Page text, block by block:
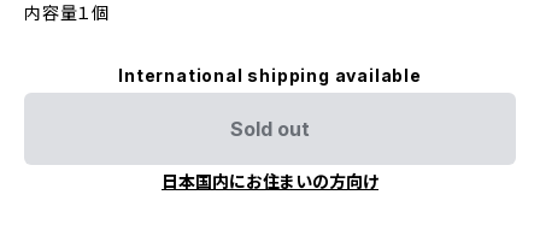
内容量１個
International shipping available
Sold out
日本国内にお住まいの方向け